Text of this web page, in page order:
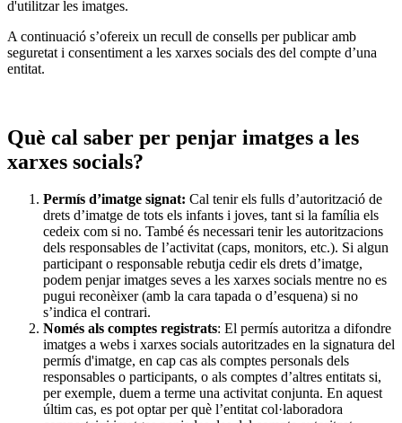
d'utilitzar les imatges.
A continuació s’ofereix un recull de consells per publicar amb
seguretat i consentiment a les xarxes socials des del compte d’una
entitat.
Què cal saber per penjar imatges a les
xarxes socials?
Permís d’imatge signat: Cal tenir els fulls d’autorització de
drets d’imatge de tots els infants i joves, tant si la família els
cedeix com si no. També és necessari tenir les autoritzacions
dels responsables de l’activitat (caps, monitors, etc.). Si algun
participant o responsable rebutja cedir els drets d’imatge,
podem penjar imatges seves a les xarxes socials mentre no es
pugui reconèixer (amb la cara tapada o d’esquena) si no
s’indica el contrari.
Només als comptes registrats: El permís autoritza a difondre
imatges a webs i xarxes socials autoritzades en la signatura del
permís d'imatge, en cap cas als comptes personals dels
responsables o participants, o als comptes d’altres entitats si,
per exemple, duem a terme una activitat conjunta. En aquest
últim cas, es pot optar per què l’entitat col·laboradora